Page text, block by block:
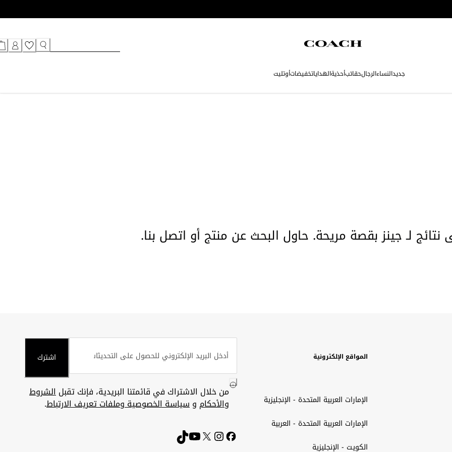
جديدالنساءالرجالحقائبأحذيةالهداياتخفيضاتأوتليت
نتائج لـ جينز بقصة مريحة. حاول البحث عن منتج أو اتصل بنا.
المواقع الإلكترونية
الإمارات العربية المتحدة - الإنجليزية
الإمارات العربية المتحدة - العربية
الكويت - الإنجليزية
اشترك
من خلال الاشتراك في قائمتنا البريدية، فإنك تقبلالشروط
والأحكام وسياسة الخصوصية وملفات تعريف الارتباط.